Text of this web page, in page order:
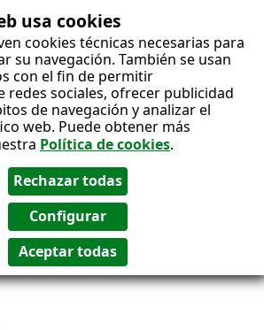
usa cookies
cookies técnicas necesarias para
su navegación. También se usan
con el fin de permitir
redes sociales, ofrecer publicidad
de navegación y analizar el
web. Puede obtener más
Política de cookies.